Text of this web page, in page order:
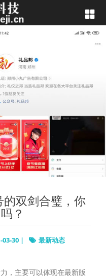
双剑合璧，你
？
03-30 |
最新动态
，主要可以体现在最新版